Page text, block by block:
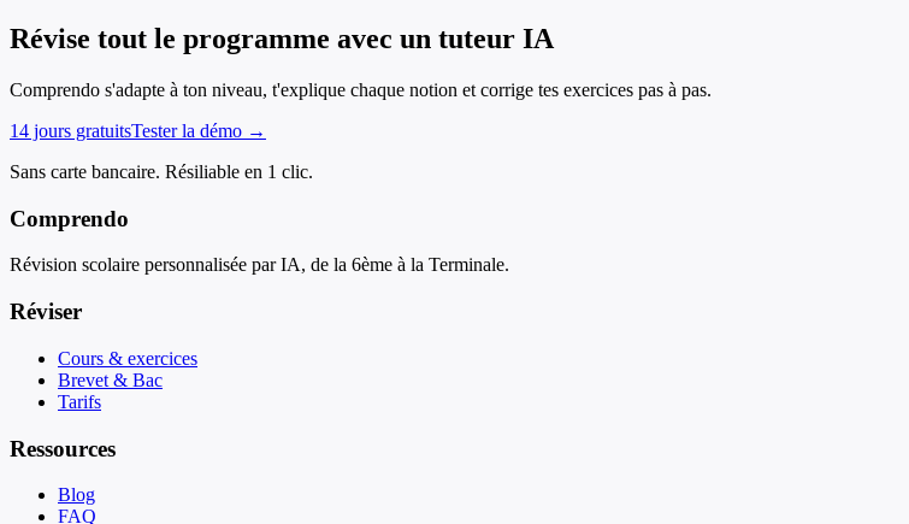
Révise tout le programme avec un tuteur IA
Comprendo s'adapte à ton niveau, t'explique chaque notion et corrige tes exercices pas à pas.
14 jours gratuitsTester la démo →
Sans carte bancaire. Résiliable en 1 clic.
Comprendo
Révision scolaire personnalisée par IA, de la 6ème à la Terminale.
Réviser
Cours & exercices
Brevet & Bac
Tarifs
Ressources
Blog
FAQ